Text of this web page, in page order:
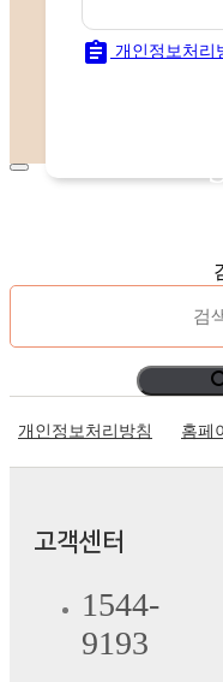
assignment 개인정보처리
개인정보처리방침 홈페
고객센터
1544-
9193